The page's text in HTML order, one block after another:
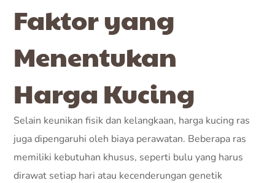
Faktor yang
Menentukan
Harga Kucing
Selain keunikan fisik dan kelangkaan, harga kucing ras
juga dipengaruhi oleh biaya perawatan. Beberapa ras
memiliki kebutuhan khusus, seperti bulu yang harus
dirawat setiap hari atau kecenderungan genetik